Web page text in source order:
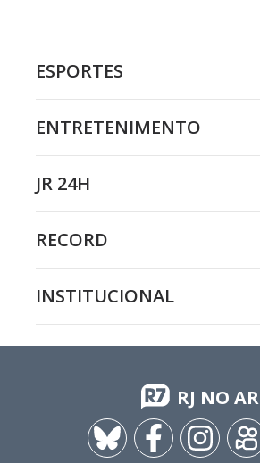
ESPORTES
ENTRETENIMENTO
JR 24H
RECORD
INSTITUCIONAL
RJ NO AR